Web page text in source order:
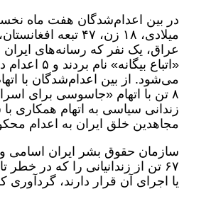
در بین اعدام‌شدگان هفت ماه
میلادی، ۱۸ زن، ۴۷ تبعه
عراق، یک نفر که رسانه‌های ایران
«اتباع
می‌شود. از بین اعدام‌شدگان با
۸ تن با اتهام «جاسوسی برای
زندانی سیاسی به اتهام همکاری
مجاهدین خلق ایران به اعدام
سازمان حقوق بشر ایران اسامی و
۶۷ تن از زندانیانی را که در خطر
یا اجرای آن قرار دارند،